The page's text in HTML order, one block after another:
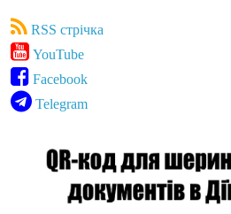
RSS стрічка
YouTube
Facebook
Telegram